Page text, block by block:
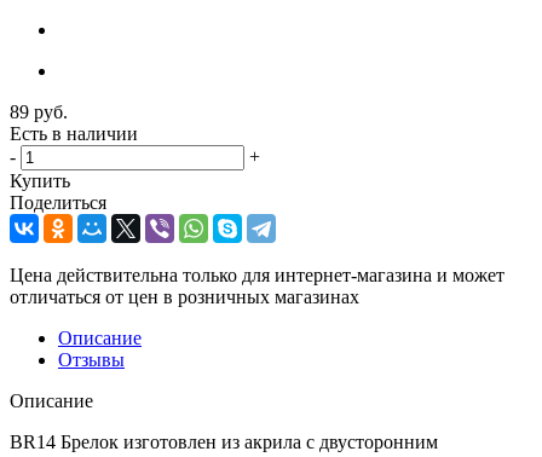
89 руб.
Есть в наличии
-
+
Купить
Поделиться
Цена действительна только для интернет-магазина и может
отличаться от цен в розничных магазинах
Описание
Отзывы
Описание
BR14 Брелок изготовлен из акрила с двусторонним